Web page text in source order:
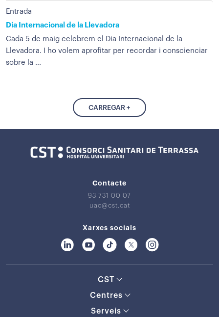
Entrada
Dia Internacional de la Llevadora
Cada 5 de maig celebrem el Dia Internacional de la
Llevadora. I ho volem aprofitar per recordar i conscienciar
sobre la ...
CARREGAR +
Contacte
93 731 00 07
uac@cst.cat
Xarxes socials
CST
Centres
Serveis